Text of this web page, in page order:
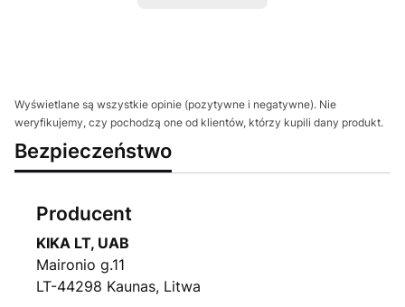
Wyświetlane są wszystkie opinie (pozytywne i negatywne). Nie
weryfikujemy, czy pochodzą one od klientów, którzy kupili dany produkt.
Bezpieczeństwo
Producent
KIKA LT, UAB
Maironio g.11
LT-44298 Kaunas, Litwa